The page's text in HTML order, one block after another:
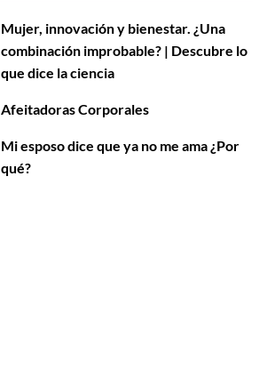
Mujer, innovación y bienestar. ¿Una
combinación improbable? | Descubre lo
que dice la ciencia
Afeitadoras Corporales
Mi esposo dice que ya no me ama ¿Por
qué?